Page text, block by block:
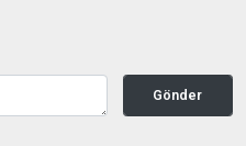
Gönder